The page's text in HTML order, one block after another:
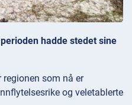
hadde stedet sine
regionen som nå er
og veletablerte